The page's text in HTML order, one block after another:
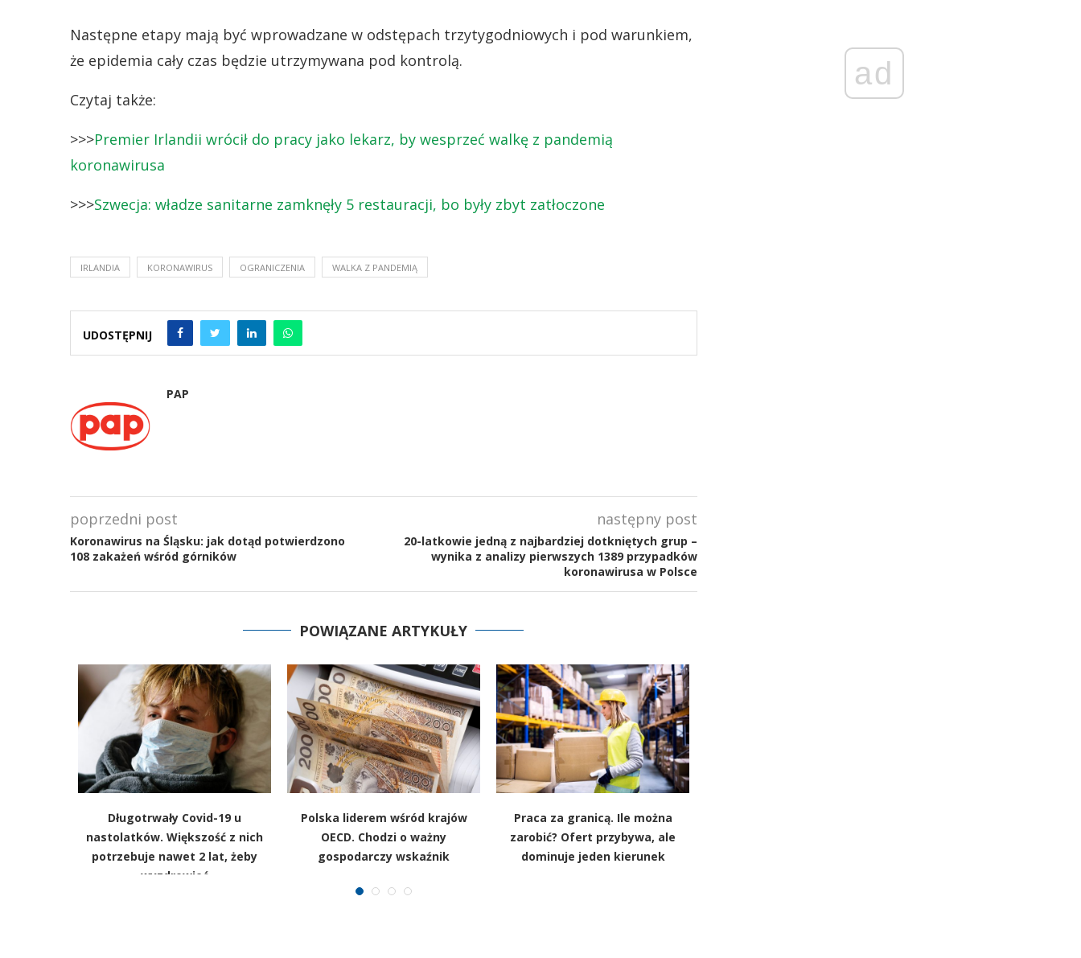
Następne etapy mają być wprowadzane w odstępach trzytygodniowych i pod warunkiem,
że epidemia cały czas będzie utrzymywana pod kontrolą.
Czytaj także:
>>>Premier Irlandii wrócił do pracy jako lekarz, by wesprzeć walkę z pandemią
koronawirusa
>>>Szwecja: władze sanitarne zamknęły 5 restauracji, bo były zbyt zatłoczone
IRLANDIA KORONAWIRUS OGRANICZENIA WALKA Z PANDEMIĄ
UDOSTĘPNIJ
PAP
poprzedni post
Koronawirus na Śląsku: jak dotąd potwierdzono
108 zakażeń wśród górników
następny post
20-latkowie jedną z najbardziej dotkniętych grup –
wynika z analizy pierwszych 1389 przypadków
koronawirusa w Polsce
POWIĄZANE ARTYKUŁY
Długotrwały Covid-19 u
nastolatków. Większość z nich
potrzebuje nawet 2 lat, żeby
wyzdrowieć
Polska liderem wśród krajów
OECD. Chodzi o ważny
gospodarczy wskaźnik
Praca za granicą. Ile można
zarobić? Ofert przybywa, ale
dominuje jeden kierunek
ad